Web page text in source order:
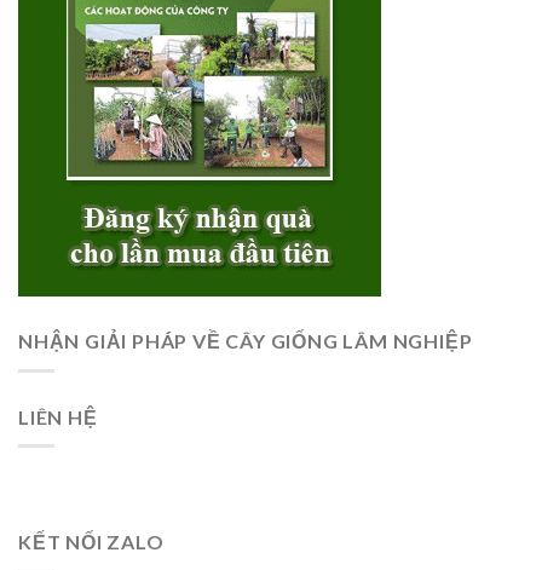
NHẬN GIẢI PHÁP VỀ CÂY GIỐNG LÂM NGHIỆP
LIÊN HỆ
KẾT NỐI ZALO